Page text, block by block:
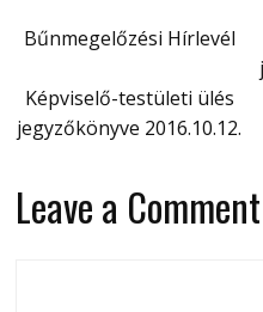
Bűnmegelőzési Hírlevél
Képviselő-testületi ülés
jegyzőkönyve 2016.10.12.
Leave a Comment